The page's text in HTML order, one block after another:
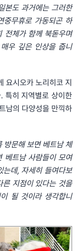
본도 과거에는 그러한
중무휴로 가동되곤 하
전체가 함께 북돋우며
우 깊은 인상을 줍니
요시오카 노리히코 지
특히 지역별로 상이한
남의 다양성을 만끽하
방문해 보면 베트남 체
베트남 사람들이 모여
는데, 자세히 들여다보
른 지점이 있다는 것을
될 것이라 생각합니